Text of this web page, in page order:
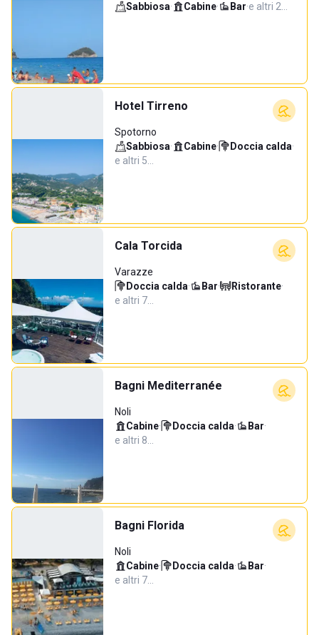
Sabbiosa· Cabine· Bar·e altri 2…
Hotel Tirreno
Spotorno
Sabbiosa· Cabine· Doccia calda·
e altri 5…
Cala Torcida
Varazze
Doccia calda· Bar· Ristorante·
e altri 7…
Bagni Mediterranée
Noli
Cabine· Doccia calda· Bar·
e altri 8…
Bagni Florida
Noli
Cabine· Doccia calda· Bar·
e altri 7…